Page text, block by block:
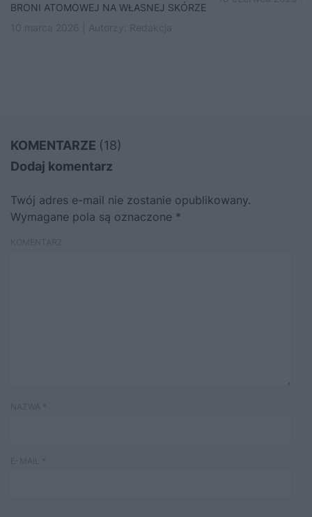
BRONI ATOMOWEJ NA WŁASNEJ SKÓRZE
KOMENTARZE (18)
Dodaj komentarz
Twój adres e-mail nie zostanie opublikowany.
Wymagane pola są oznaczone *